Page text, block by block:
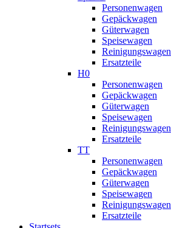
Personenwagen
Gepäckwagen
Güterwagen
Speisewagen
Reinigungswagen
Ersatzteile
H0
Personenwagen
Gepäckwagen
Güterwagen
Speisewagen
Reinigungswagen
Ersatzteile
TT
Personenwagen
Gepäckwagen
Güterwagen
Speisewagen
Reinigungswagen
Ersatzteile